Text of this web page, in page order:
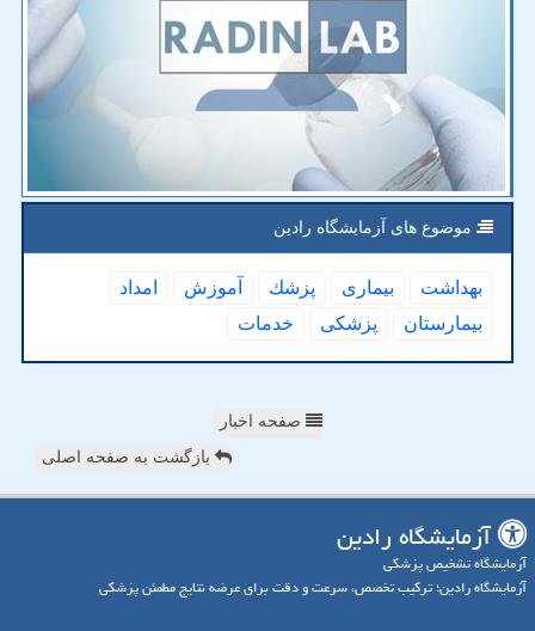
موضوع های آزمایشگاه رادین
بهداشت بیماری پزشك آموزش
امداد
بیمارستان
پزشكی خدمات
صفحه اخبار
بازگشت به صفحه اصلی
آزمایشگاه رادین
آزمایشگاه تشخیص پزشکی
آزمایشگاه رادین؛ ترکیب تخصص، سرعت و دقت برای عرضه نتایج مطمئن پزشکی